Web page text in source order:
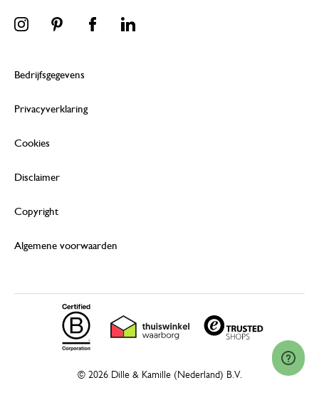
Bedrijfsgegevens
Privacyverklaring
Cookies
Disclaimer
Copyright
Algemene voorwaarden
© 2026 Dille & Kamille (Nederland) B.V.